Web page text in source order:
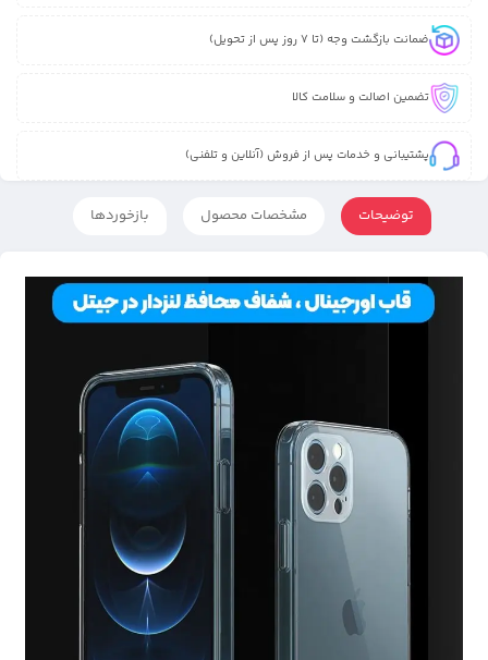
ضمانت بازگشت وجه (تا 7 روز پس از تحویل)
تضمین اصالت و سلامت کالا
پشتیبانی و خدمات پس از فروش (آنلاین و تلفنی)
توضیحات مشخصات محصول بازخوردها